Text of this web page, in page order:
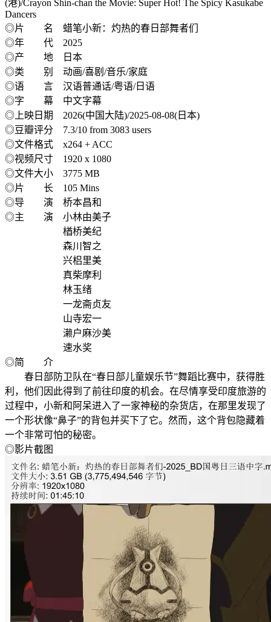
(港)/Crayon Shin-chan the Movie: Super Hot! The Spicy Kasukabe
Dancers
◎片 名 蜡笔小新：灼热的春日部舞者们
◎年 代 2025
◎产 地 日本
◎类 别 动画/喜剧/音乐/家庭
◎语 言 汉语普通话/粤语/日语
◎字 幕 中文字幕
◎上映日期 2026(中国大陆)/2025-08-08(日本)
◎豆瓣评分 7.3/10 from 3083 users
◎文件格式 x264 + ACC
◎视频尺寸 1920 x 1080
◎文件大小 3775 MB
◎片 长 105 Mins
◎导 演 桥本昌和
◎主 演 小林由美子
楢桥美纪
森川智之
兴梠里美
真柴摩利
林玉绪
一龙斋贞友
山寺宏一
濑户麻沙美
速水奖
◎简 介
春日部防卫队在“春日部儿童娱乐节”舞蹈比赛中，获得胜
利，他们因此得到了前往印度的机会。在尽情享受印度旅游的
过程中，小新和阿呆进入了一家神秘的杂货店，在那里发现了
一个形状像“鼻子”的背包并买下了它。然而，这个背包隐藏着
一个非常可怕的秘密。
◎影片截图